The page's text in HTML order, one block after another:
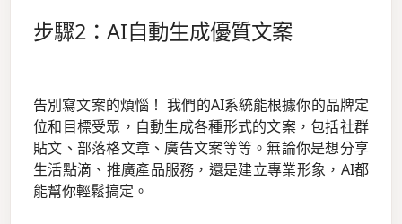
步驟2：AI自動生成優質文案
告別寫文案的煩惱！ 我們的AI系統能根據你的品牌定
位和目標受眾，自動生成各種形式的文案，包括社群
貼文、部落格文章、廣告文案等等。無論你是想分享
生活點滴、推廣產品服務，還是建立專業形象，AI都
能幫你輕鬆搞定。